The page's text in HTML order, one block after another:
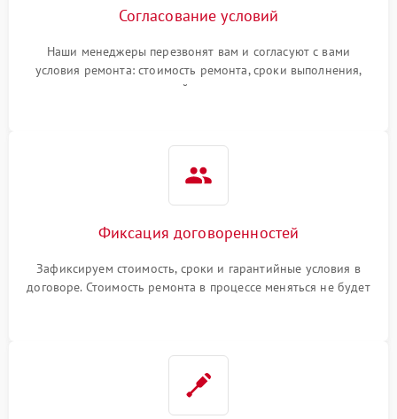
Согласование условий
Наши менеджеры перезвонят вам и согласуют с вами
условия ремонта: стоимость ремонта, сроки выполнения,
гарантийные условия
Фиксация договоренностей
Зафиксируем стоимость, сроки и гарантийные условия в
договоре. Стоимость ремонта в процессе меняться не будет